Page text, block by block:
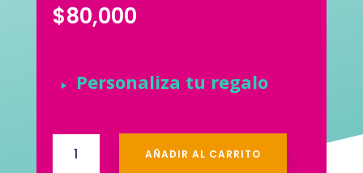
$80,000
Personaliza tu regalo
AÑADIR AL CARRITO